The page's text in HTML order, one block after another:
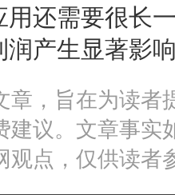
还需要很长
产生显著影
章，旨在为读者
建议。文章事实
观点，仅供读者